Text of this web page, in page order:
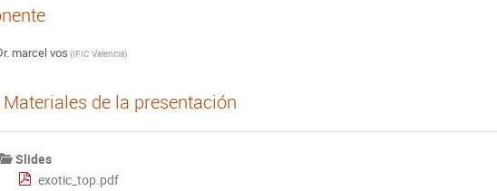
marcel vos (IFIC Valencia)
Materiales de la presentación
Slides
exotic_top.pdf